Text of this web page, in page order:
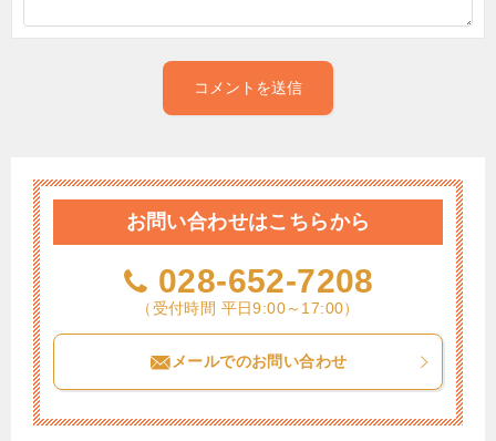
お問い合わせはこちらから
028-652-7208
（受付時間 平日9:00～17:00）
メールでのお問い合わせ